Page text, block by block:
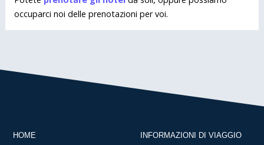
occuparci noi delle prenotazioni per voi.
HOME
INFORMAZIONI DI VIAGGIO